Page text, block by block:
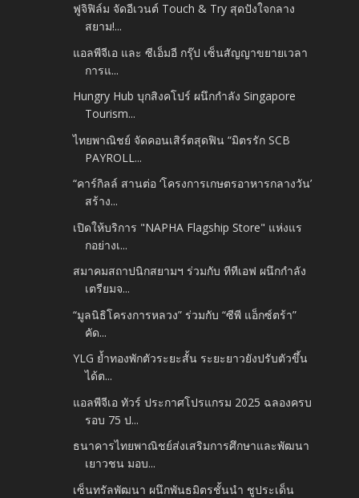
ฟูจิฟิล์ม จัดอีเวนต์ Touch & Try สุดปังใจกลาง
สยาม!...
แอลพีจีเอ และ ซีเอ็มอี กรุ๊ป เซ็นสัญญาขยายเวลา
การแ...
Hungry Hub บุกสิงคโปร์ ผนึกกำลัง Singapore
Tourism...
ไทยพาณิชย์ จัดคอนเสิร์ตสุดฟิน “มิตรรัก SCB
PAYROLL...
“คาร์กิลล์ สานต่อ ‘โครงการเกษตรอาหารกลางวัน’
สร้าง...
เปิดให้บริการ "NAPHA Flagship Store" แห่งแร
กอย่างเ...
สมาคมสถาปนิกสยามฯ ร่วมกับ ทีทีเอฟ ผนึกกำลัง
เตรียมจ...
“มูลนิธิโครงการหลวง” ร่วมกับ “ซีพี แอ็กซ์ตร้า”
คัด...
YLG ย้ำทองพักตัวระยะสั้น ระยะยาวยังปรับตัวขึ้น
ได้ต...
แอลพีจีเอ ทัวร์ ประกาศโปรแกรม 2025 ฉลองครบ
รอบ 75 ป...
ธนาคารไทยพาณิชย์ส่งเสริมการศึกษาและพัฒนา
เยาวชน มอบ...
เซ็นทรัลพัฒนา ผนึกพันธมิตรชั้นนำ ชูประเด็น